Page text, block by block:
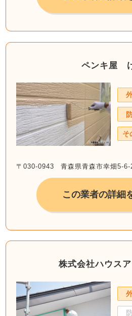
ペンキ屋
そ
〒030-0943 青森県青森市幸畑5-6-
この業者の詳細
株式会社ハウス